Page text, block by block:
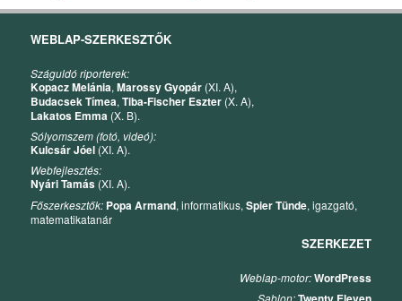
WEBLAP-SZERKESZTŐK
Száguldó riporterek:
Kopacz Melánia,Marossy Gyopár (XI. A),
Budacsek Tímea,Tiba-Fischer Eszter (X. A),
Lakatos Emma (X. B).
Sólyomszem (fotó, videó):
Kulcsár Jóel (XI. A).
Webfejlesztés:
Nyári Tamás (XI. A).
Főszerkesztők: Popa Armand, informatikus,Spier Tünde, igazgató,
matematikatanár
SZERKEZET
Weblap-motor:WordPress
Sablon: